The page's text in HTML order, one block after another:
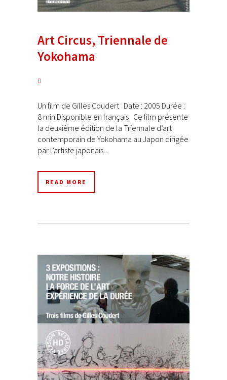
Art Circus, Triennale de
Yokohama
Un film de Gilles Coudert Date : 2005 Durée :
8 min Disponible en français Ce film présente
la deuxième édition de la Triennale d’art
contemporain de Yokohama au Japon dirigée
par l’artiste japonais...
READ MORE